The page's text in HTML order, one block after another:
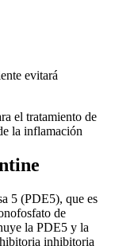
evitará
el tratamiento de
la inflamación
5 (PDE5), que es
de
la PDE5 y la
inhibitoria